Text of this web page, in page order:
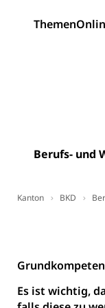
Themen
Berufs- und
Kanton BKD
Es ist wichtig,
Förderung,
Schiene und